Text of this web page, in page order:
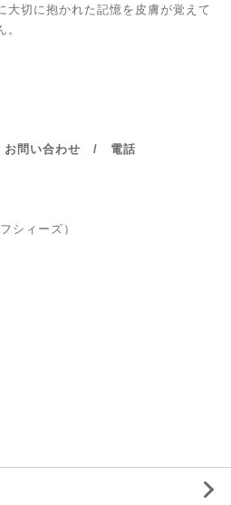
大切に抱かれた記憶を皮膚が覚えて
お問い合わせ / 電話
シィーズ）